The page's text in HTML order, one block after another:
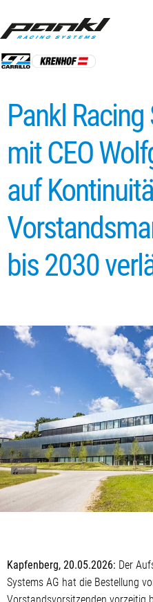
content
Pankl
mit CEO
auf
bis 2030
Kapfenberg, 20.05.2026: Der
Systems AG hat die Bestellung